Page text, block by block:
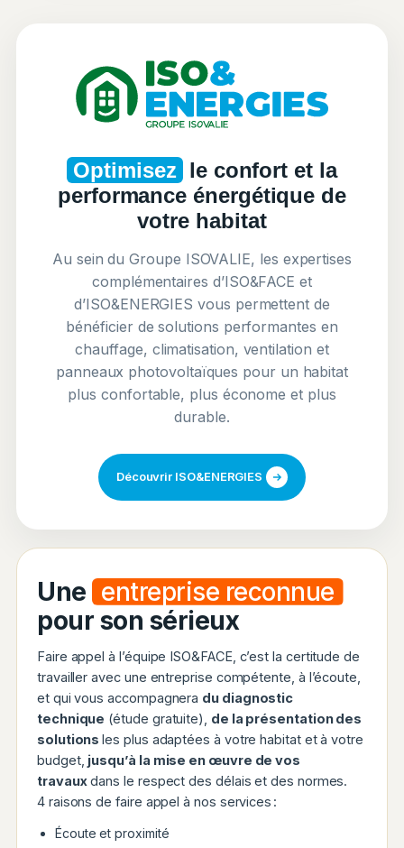
Optimisez le confort et la
performance énergétique de
votre habitat
Au sein du Groupe ISOVALIE, les expertises
complémentaires d’ISO&FACE et
d’ISO&ENERGIES vous permettent de
bénéficier de solutions performantes en
chauffage, climatisation, ventilation et
panneaux photovoltaïques pour un habitat
plus confortable, plus économe et plus
durable.
Découvrir ISO&ENERGIES
Une entreprise reconnue
pour son sérieux
Faire appel à l’équipe ISO&FACE, c’est la certitude de
travailler avec une entreprise compétente, à l’écoute,
et qui vous accompagnera du diagnostic
technique (étude gratuite), de la présentation des
solutionsles plus adaptées à votre habitat et à votre
budget, jusqu’à la mise en œuvre de vos
travauxdans le respect des délais et des normes.
4 raisons de faire appel à nos services :
Écoute et proximité